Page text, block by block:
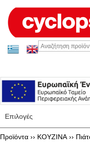
Επιλογές
Προϊόντα ›› KOYZINA››